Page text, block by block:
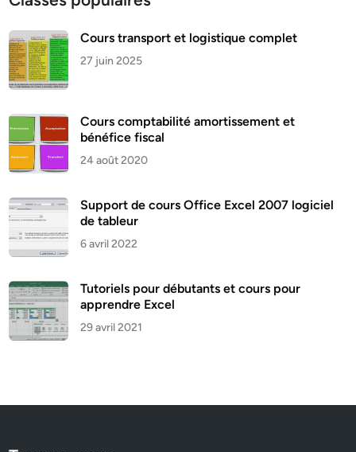
Cours transport et logistique complet
27 juin 2025
Cours comptabilité amortissement et
bénéfice fiscal
24 août 2020
Support de cours Office Excel 2007 logiciel
de tableur
6 avril 2022
Tutoriels pour débutants et cours pour
apprendre Excel
29 avril 2021